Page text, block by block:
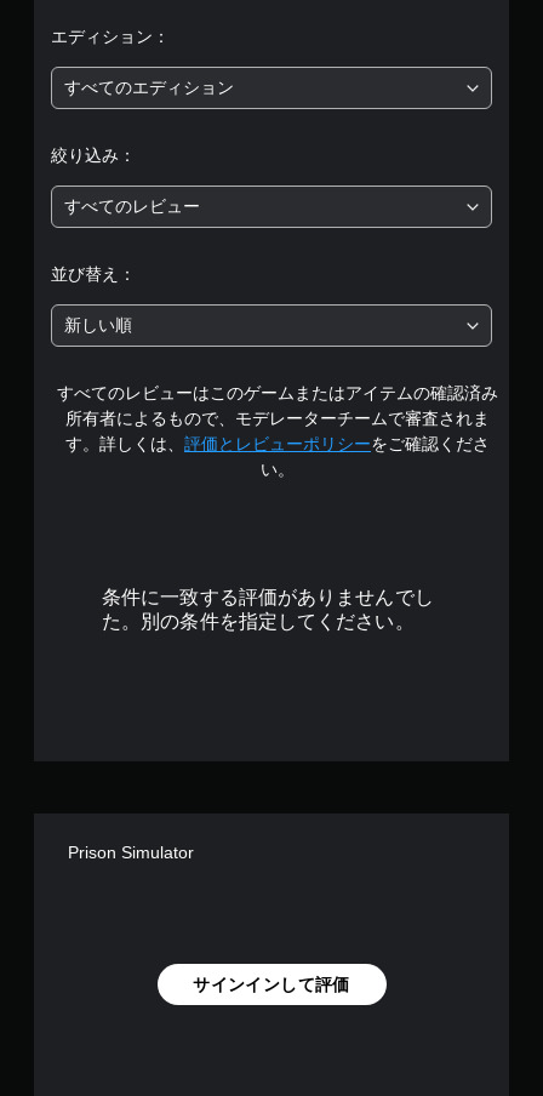
評
は
5
階
中
の
3
エディション：
すべてのエディション
絞り込み：
すべてのレビュー
並び替え：
新しい順
すべてのレビューはこのゲームまたはアイテムの確認済み
所有者によるもので、モデレーターチームで審査されま
す。詳しくは、 評価とレビューポリシーをご確認くださ
い。
条件に一致する評価がありませんでし
た。別の条件を指定してください。
Prison Simulator
サインインして評価